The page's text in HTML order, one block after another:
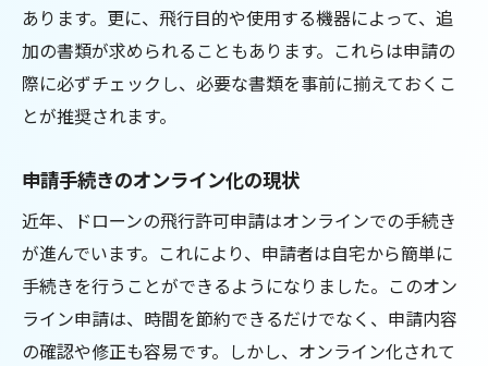
ドローンの音問題と法律対応
新技術導入による法律改正の必要性
ドローン業界と法律の相互理解の促進
法律改正に対する利用者の声
ドローン運用における京都府の最新規制情報を
徹底解説
最近の規制変更とその背景
地元行政の方針とドローンの関連性
規制のアップデートに伴う利用者への影響
新規制に対する業界の反応
あります。更に、飛行目的や使用する機器によって、追
加の書類が求められることもあります。これらは申請の
際に必ずチェックし、必要な書類を事前に揃えておくこ
とが推奨されます。
申請手続きのオンライン化の現状
近年、ドローンの飛行許可申請はオンラインでの手続き
が進んでいます。これにより、申請者は自宅から簡単に
手続きを行うことができるようになりました。このオン
ライン申請は、時間を節約できるだけでなく、申請内容
の確認や修正も容易です。しかし、オンライン化されて